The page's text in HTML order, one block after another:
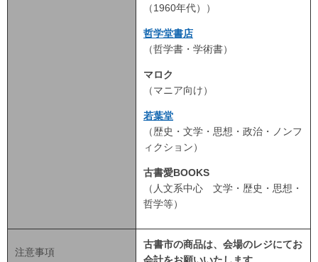
（1960年代））
哲学堂書店
（哲学書・学術書）
マロク
（マニア向け）
若葉堂
（歴史・文学・思想・政治・ノンフ
ィクション）
古書愛BOOKS
（人文系中心 文学・歴史・思想・
哲学等）
注意事項
古書市の商品は、会場のレジにてお
会計をお願いいたします